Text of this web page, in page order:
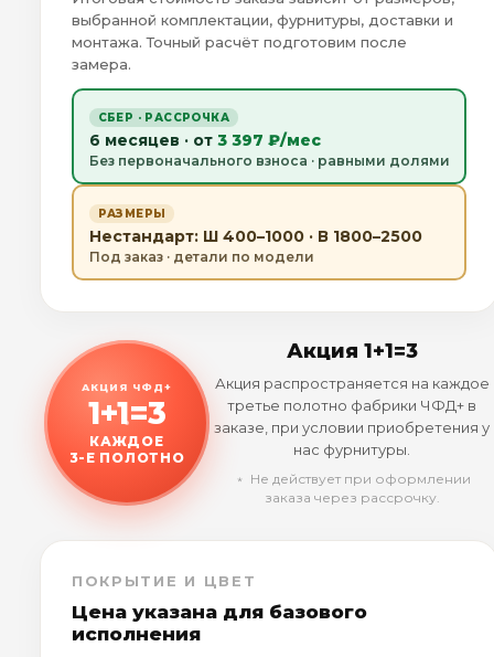
выбранной комплектации, фурнитуры, доставки и
монтажа. Точный расчёт подготовим после
замера.
СБЕР · РАССРОЧКА
6 месяцев · от 3 397 ₽/мес
Без первоначального взноса · равными долями
РАЗМЕРЫ
Нестандарт: Ш 400–1000 · В 1800–2500
Под заказ · детали по модели
АКЦИЯ ЧФД+
1+1=3
КАЖДОЕ
3-Е ПОЛОТНО
Акция 1+1=3
Акция распространяется на каждое
третье полотно фабрики ЧФД+ в
заказе, при условии приобретения у
нас фурнитуры.
﹡ Не действует при оформлении
заказа через рассрочку.
ПОКРЫТИЕ И ЦВЕТ
Цена указана для базового
исполнения